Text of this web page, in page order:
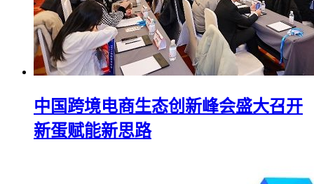
中国跨境电商生态创新峰会盛大召开
新蛋赋能新思路